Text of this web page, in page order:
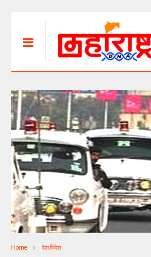
Home देश विदेश